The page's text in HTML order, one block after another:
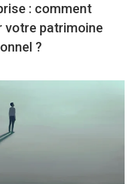
: comment
votre patrimoine
?